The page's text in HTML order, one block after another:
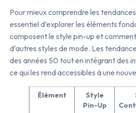
Pour mieux comprendre les
essentiel d’explorer les éléments
composent le style pin-up et
d’autres styles de mode. Les
des années 50 tout en intégrant des
ce qui les rend accessibles à une
Élément
Style
Pin-Up